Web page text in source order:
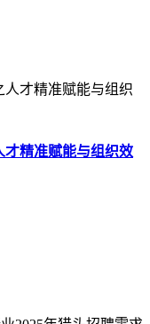
才精准赋能与组织效